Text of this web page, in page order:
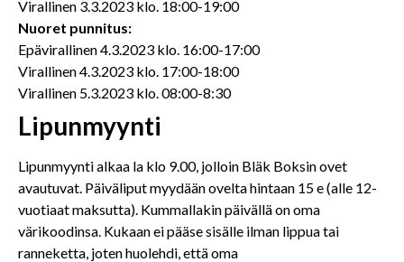
Virallinen 3.3.2023 klo. 18:00-19:00
Nuoret punnitus:
Epävirallinen 4.3.2023 klo. 16:00-17:00
Virallinen 4.3.2023 klo. 17:00-18:00
Virallinen 5.3.2023 klo. 08:00-8:30
Lipunmyynti
Lipunmyynti alkaa la klo 9.00, jolloin Bläk Boksin ovet
avautuvat. Päiväliput myydään ovelta hintaan 15 e (alle 12-
vuotiaat maksutta). Kummallakin päivällä on oma
värikoodinsa. Kukaan ei pääse sisälle ilman lippua tai
ranneketta, joten huolehdi, että oma